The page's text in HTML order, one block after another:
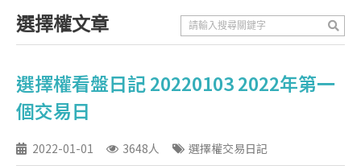
選擇權文章
選擇權看盤日記 20220103 2022年第一
個交易日
2022-01-01 3648人 選擇權交易日記